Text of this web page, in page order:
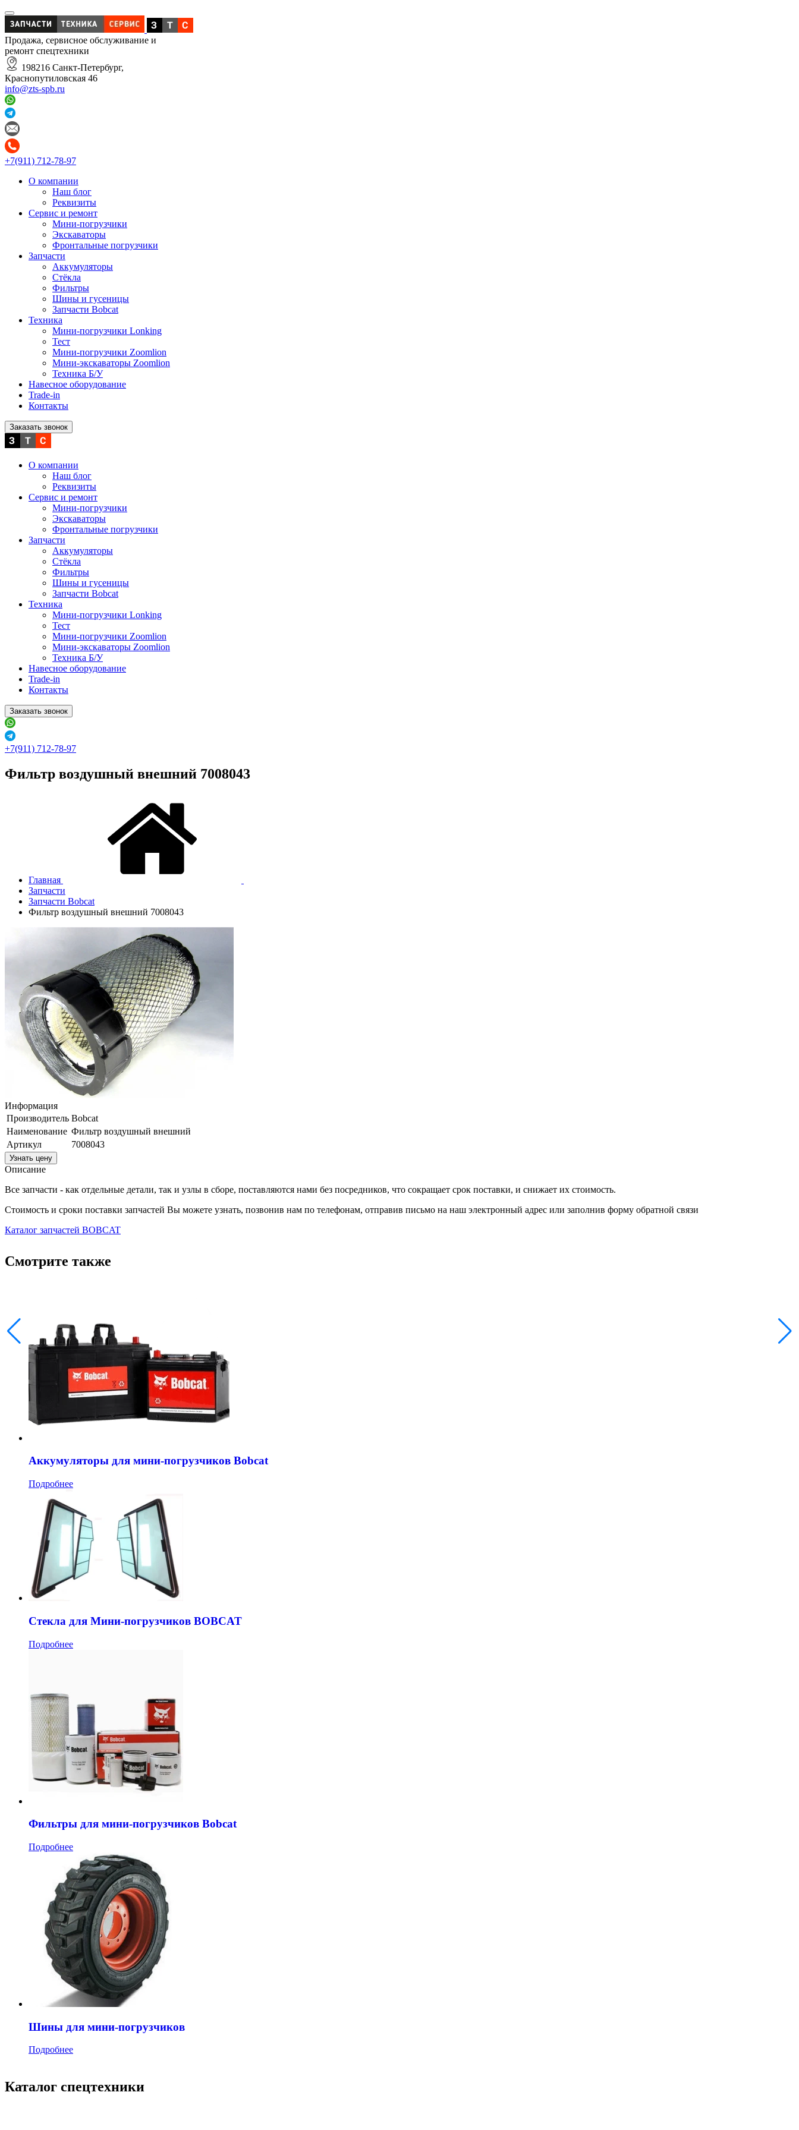
Продажа, сервисное обслуживание и
ремонт спецтехники
198216 Санкт-Петербург,
Краснопутиловская 46
info@zts-spb.ru
+7(911) 712-78-97
О компании
Наш блог
Реквизиты
Сервис и ремонт
Мини-погрузчики
Экскаваторы
Фронтальные погрузчики
Запчасти
Аккумуляторы
Стёкла
Фильтры
Шины и гусеницы
Запчасти Bobcat
Техника
Мини-погрузчики Lonking
Тест
Мини-погрузчики Zoomlion
Мини-экскаваторы Zoomlion
Техника Б/У
Навесное оборудование
Trade-in
Контакты
Заказать звонок
О компании
Наш блог
Реквизиты
Сервис и ремонт
Мини-погрузчики
Экскаваторы
Фронтальные погрузчики
Запчасти
Аккумуляторы
Стёкла
Фильтры
Шины и гусеницы
Запчасти Bobcat
Техника
Мини-погрузчики Lonking
Тест
Мини-погрузчики Zoomlion
Мини-экскаваторы Zoomlion
Техника Б/У
Навесное оборудование
Trade-in
Контакты
Заказать звонок
+7(911) 712-78-97
Фильтр воздушный внешний 7008043
Главная
Запчасти
Запчасти Bobcat
Фильтр воздушный внешний 7008043
Информация
Производитель Bobcat
Наименование Фильтр воздушный внешний
Артикул
7008043
Узнать цену
Описание
Все запчасти - как отдельные детали, так и узлы в сборе, поставляются нами без посредников, что сокращает срок поставки, и снижает их стоимость.
Стоимость и сроки поставки запчастей Вы можете узнать, позвонив нам по телефонам, отправив письмо на наш электронный адрес или заполнив форму обратной связи
Каталог запчастей BOBCAT
Смотрите также
Аккумуляторы для мини-погрузчиков Bobcat
Подробнее
Стекла для Мини-погрузчиков BOBCAT
Подробнее
Фильтры для мини-погрузчиков Bobcat
Подробнее
Шины для мини-погрузчиков
Подробнее
Каталог спецтехники